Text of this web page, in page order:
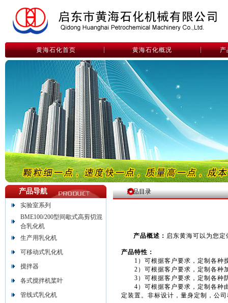
黄海石化首页 黄海石化概况 产
产品导航
实验室系列
BME100/200型间歇式高剪切混
合乳化机
生产用乳化机
可移动式乳化机
搅拌器
各式搅拌机桨叶
管线式乳化机
产品目录
产品概述： 启东黄海可以为您
产品特性：
1）可根据客户要求，定制各种
2）可根据客户要求，定制各种加
3）可根据客户要求，定制各种防
4）可根据客户要求，定制各种由
定装置。非标设计，量身定制，公